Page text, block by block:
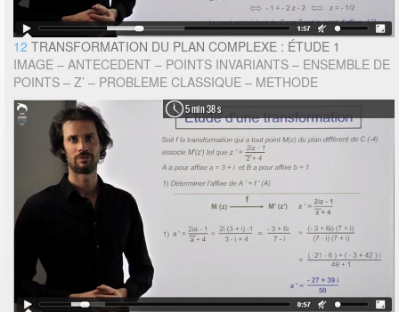
12 TRANSFORMATION DU PLAN COMPLEXE : ÉTUDE 1
IMAGE – ANTECEDENT – POINTS INVARIANTS – ENSEMBLE DE
POINTS – Z’ – PROBLEME CLASSIQUE – METHODE
5 min 38 s